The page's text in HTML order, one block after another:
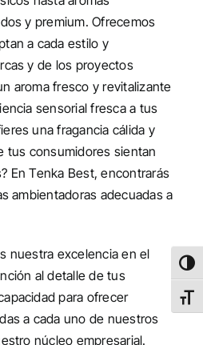
y premium. Ofrecemos
a cada estilo y
y de los proyectos
aroma fresco y revitalizante
sensorial fresca a tus
una fragancia cálida y
tus consumidores sientan
En Tenka Best, encontrarás
ambientadoras adecuadas a
nuestra excelencia en el
al detalle de tus
para ofrecer
a cada uno de nuestros
núcleo empresarial.